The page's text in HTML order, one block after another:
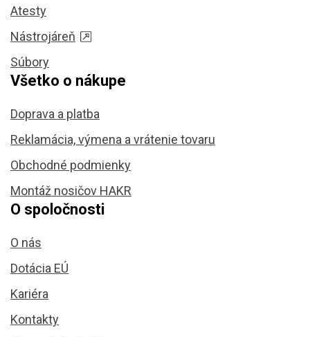
Atesty
Nástrojáreň
Súbory
Všetko o nákupe
Doprava a platba
Reklamácia, výmena a vrátenie tovaru
Obchodné podmienky
Montáž nosičov HAKR
O spoločnosti
O nás
Dotácia EÚ
Kariéra
Kontakty